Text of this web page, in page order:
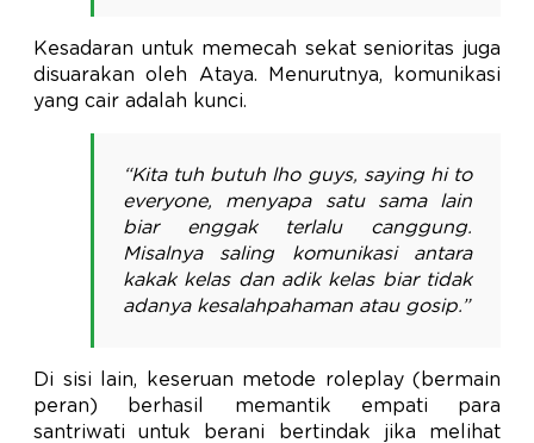
Kesadaran untuk memecah sekat senioritas juga
disuarakan oleh Ataya. Menurutnya, komunikasi
yang cair adalah kunci.
“Kita tuh butuh lho guys, saying hi to
everyone, menyapa satu sama lain
biar enggak terlalu canggung.
Misalnya saling komunikasi antara
kakak kelas dan adik kelas biar tidak
adanya kesalahpahaman atau gosip.”
Di sisi lain, keseruan metode roleplay (bermain
peran) berhasil memantik empati para
santriwati untuk berani bertindak jika melihat